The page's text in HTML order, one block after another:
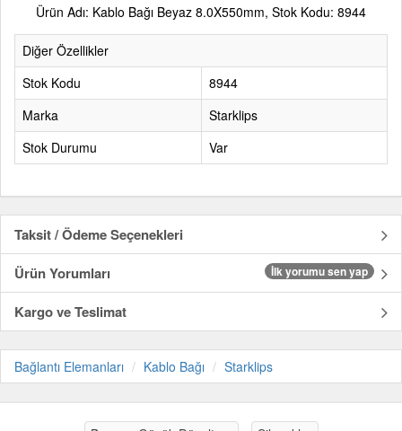
Ürün Adı: Kablo Bağı Beyaz 8.0X550mm, Stok Kodu: 8944
Diğer Özellikler
Stok Kodu
8944
Marka
Starklips
Stok Durumu
Var
Taksit / Ödeme Seçenekleri
Ürün Yorumları
İlk yorumu sen yap
Kargo ve Teslimat
Bağlantı Elemanları Kablo Bağı Starklips